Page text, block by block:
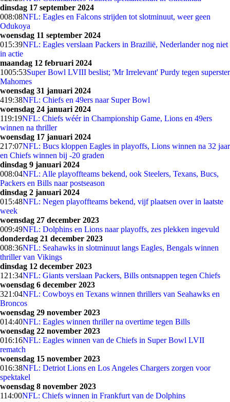
dinsdag 17 september 2024
008:08NFL: Eagles en Falcons strijden tot slotminuut, weer geen
Odukoya
woensdag 11 september 2024
015:39NFL: Eagles verslaan Packers in Brazilië, Nederlander nog niet
in actie
maandag 12 februari 2024
1005:53Super Bowl LVIII beslist; 'Mr Irrelevant' Purdy tegen superster
Mahomes
woensdag 31 januari 2024
419:38NFL: Chiefs en 49ers naar Super Bowl
woensdag 24 januari 2024
119:19NFL: Chiefs wéér in Championship Game, Lions en 49ers
winnen na thriller
woensdag 17 januari 2024
217:07NFL: Bucs kloppen Eagles in playoffs, Lions winnen na 32 jaar
en Chiefs winnen bij -20 graden
dinsdag 9 januari 2024
008:04NFL: Alle playoffteams bekend, ook Steelers, Texans, Bucs,
Packers en Bills naar postseason
dinsdag 2 januari 2024
015:48NFL: Negen playoffteams bekend, vijf plaatsen over in laatste
week
woensdag 27 december 2023
009:49NFL: Dolphins en Lions naar playoffs, zes plekken ingevuld
donderdag 21 december 2023
008:36NFL: Seahawks in slotminuut langs Eagles, Bengals winnen
thriller van Vikings
dinsdag 12 december 2023
1 21:34NFL: Giants verslaan Packers, Bills ontsnappen tegen Chiefs
woensdag 6 december 2023
321:04NFL: Cowboys en Texans winnen thrillers van Seahawks en
Broncos
woensdag 29 november 2023
014:40NFL: Eagles winnen thriller na overtime tegen Bills
woensdag 22 november 2023
016:16NFL: Eagles winnen van de Chiefs in Super Bowl LVII
rematch
woensdag 15 november 2023
016:38NFL: Detriot Lions en Los Angeles Chargers zorgen voor
spektakel
woensdag 8 november 2023
114:00NFL: Chiefs winnen in Frankfurt van de Dolphins